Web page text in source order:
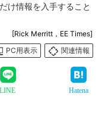
け情報を入手すること
[Rick Merritt，EE Times]
PC用表示
関連情報
LINE Hatena